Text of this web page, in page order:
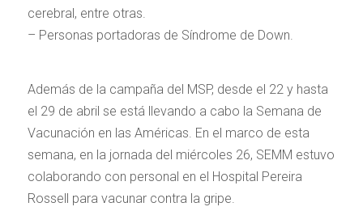
cerebral, entre otras.
– Personas portadoras de Síndrome de Down.
Además de la campaña del MSP, desde el 22 y hasta
el 29 de abril se está llevando a cabo la Semana de
Vacunación en las Américas. En el marco de esta
semana, en la jornada del miércoles 26, SEMM estuvo
colaborando con personal en el Hospital Pereira
Rossell para vacunar contra la gripe.